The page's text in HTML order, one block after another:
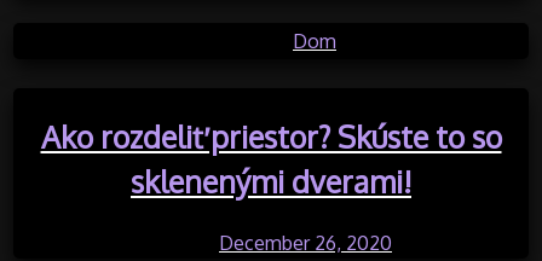
Dom
Ako rozdeliť priestor? Skúste to so
sklenenými dverami!
December 26, 2020